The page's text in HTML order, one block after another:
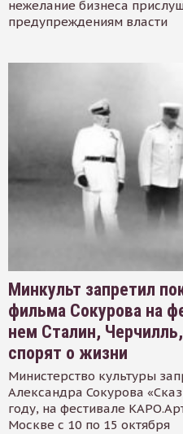
нежелание бизнеса
предупреждениям власти
Минкульт запретил
фильма Сокурова на
нем Сталин,
спорят о жизни
Министерство культуры
Александра Сокурова
году, на фестивале
Москве с 10 по 15 октября